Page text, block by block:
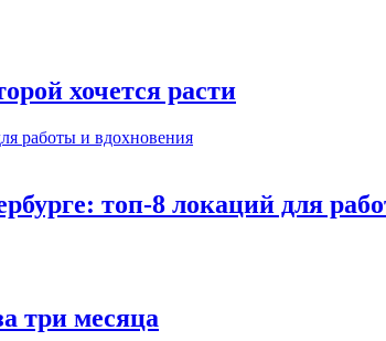
хочется расти
топ-8 локаций для
три месяца